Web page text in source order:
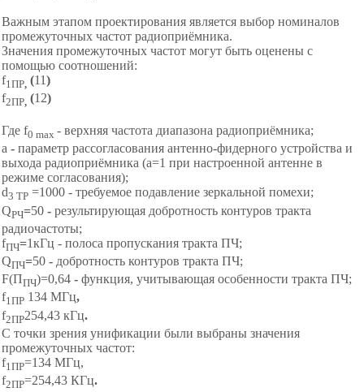
Важным этапом проектирования является выбор номиналов
промежуточных частот радиоприёмника.
Значения промежуточных частот могут быть оценены с
помощью соотношений:
f1ПР, (11)
f2ПР, (12)
Где f0 max - верхняя частота диапазона радиоприёмника;
а - параметр рассогласования антенно-фидерного устройства и
выхода радиоприёмника (а=1 при настроенной антенне в
режиме согласования);
d3 ТР =1000 - требуемое подавление зеркальной помехи;
QРЧ=50 - результирующая добротность контуров тракта
радиочастоты;
fПЧ=1кГц - полоса пропускания тракта ПЧ;
QПЧ=50 - добротность контуров тракта ПЧ;
F(ППЧ)=0,64 - функция, учитывающая особенности тракта ПЧ;
f1ПР 134 МГц,
f2ПР254,43 кГц.
С точки зрения унификации были выбраны значения
промежуточных частот:
f1ПР=134 МГц,
f2ПР=254,43 КГц.